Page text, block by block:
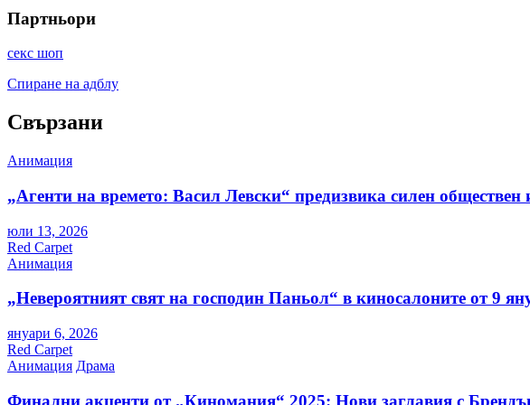
Партньори
секс шоп
Спиране на адблу
Свързани
Анимация
„Агенти на времето: Васил Левски“ предизвика силен обществен
юли 13, 2026
Red Carpet
Анимация
„Невероятният свят на господин Паньол“ в киносалоните от 9
януари 6, 2026
Red Carpet
Анимация Драма
Финални акценти от „Киномания“ 2025: Нови заглавия с